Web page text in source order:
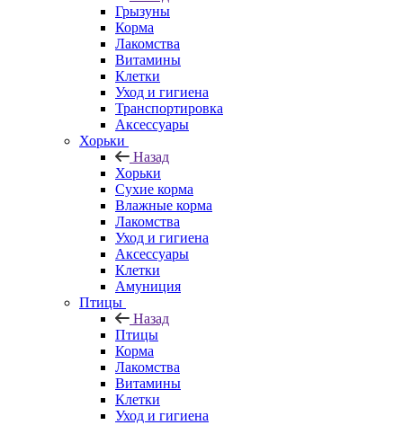
Грызуны
Корма
Лакомства
Витамины
Клетки
Уход и гигиена
Транспортировка
Аксессуары
Хорьки
Назад
Хорьки
Сухие корма
Влажные корма
Лакомства
Уход и гигиена
Аксессуары
Клетки
Амуниция
Птицы
Назад
Птицы
Корма
Лакомства
Витамины
Клетки
Уход и гигиена